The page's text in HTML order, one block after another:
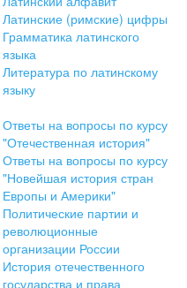
Латинские (римские) цифры
Грамматика латинского
языка
Литература по латинскому
языку
Ответы на вопросы по курсу
"Отечественная история"
Ответы на вопросы по курсу
"Новейшая история стран
Европы и Америки"
Политические партии и
революционные
организации России
История отечественного
государства и права